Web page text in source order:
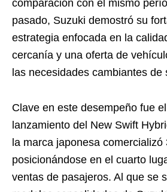
comparación con el mismo
pasado, Suzuki demostró su
estrategia enfocada en la
cercanía y una oferta de
las necesidades cambiantes de
Clave en este desempeño fue
lanzamiento del New Swift
la marca japonesa comercializó
posicionándose en el cuarto
ventas de pasajeros. Al que se